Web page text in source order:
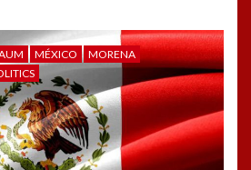
MÉXICO
MORENA